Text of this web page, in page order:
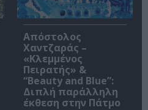
Απόστολος
Χαντζαράς –
«Κλεμμένος
Πειρατής» &
“Beauty and Blue”:
Διπλή παράλληλη
έκθεση στην Πάτμο